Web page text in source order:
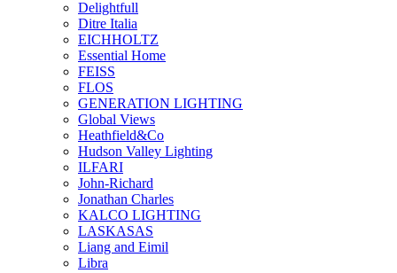
Delightfull
Ditre Italia
EICHHOLTZ
Essential Home
FEISS
FLOS
GENERATION LIGHTING
Global Views
Heathfield&Co
Hudson Valley Lighting
ILFARI
John-Richard
Jonathan Charles
KALCO LIGHTING
LASKASAS
Liang and Eimil
Libra